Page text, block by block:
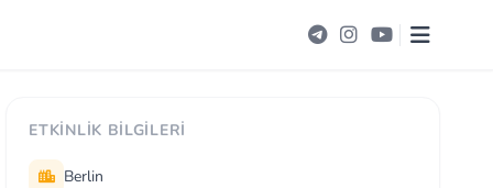
ETKINLIK BILGILERI
Berlin